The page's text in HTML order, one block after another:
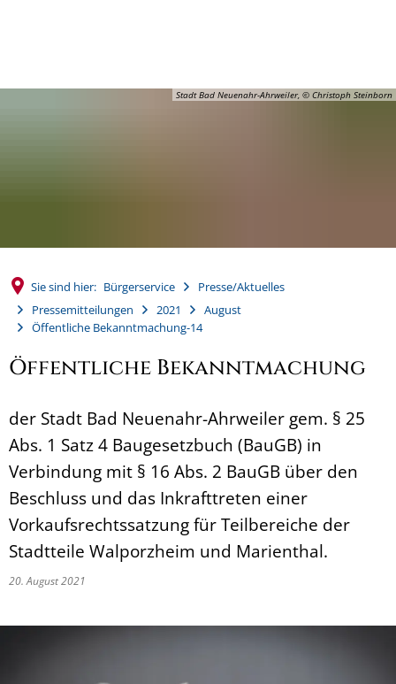
Stadt Bad Neuenahr-Ahrweiler, © Christoph Steinborn
Sie sind hier: Bürgerservice
Presse/Aktuelles
Pressemitteilungen
2021
August
Öffentliche Bekanntmachung-14
Öffentliche Bekanntmachung
der Stadt Bad Neuenahr-Ahrweiler gem. § 25
Abs. 1 Satz 4 Baugesetzbuch (BauGB) in
Verbindung mit § 16 Abs. 2 BauGB über den
Beschluss und das Inkrafttreten einer
Vorkaufsrechtssatzung für Teilbereiche der
Stadtteile Walporzheim und Marienthal.
20. August 2021